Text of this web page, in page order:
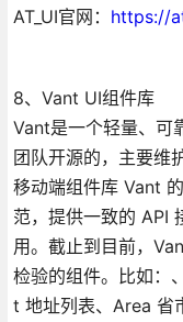
AT_UI官网： https://
8、Vant UI组件库
Vant是一个轻量、可
团队开源的，主要维
移动端组件库 Vant
范，提供一致的 API
用。截止到目前，
检验的组件。比如：
t 地址列表、Area 省